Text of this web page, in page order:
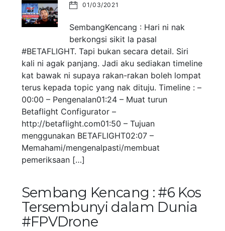
01/03/2021
SembangKencang : Hari ni nak
berkongsi sikit la pasal
#BETAFLIGHT. Tapi bukan secara detail. Siri
kali ni agak panjang. Jadi aku sediakan timeline
kat bawak ni supaya rakan-rakan boleh lompat
terus kepada topic yang nak dituju. Timeline : –
00:00 – Pengenalan01:24 – Muat turun
Betaflight Configurator –
http://betaflight.com01:50 – Tujuan
menggunakan BETAFLIGHT02:07 –
Memahami/mengenalpasti/membuat
pemeriksaan […]
Sembang Kencang : #6 Kos
Tersembunyi dalam Dunia
#FPVDrone